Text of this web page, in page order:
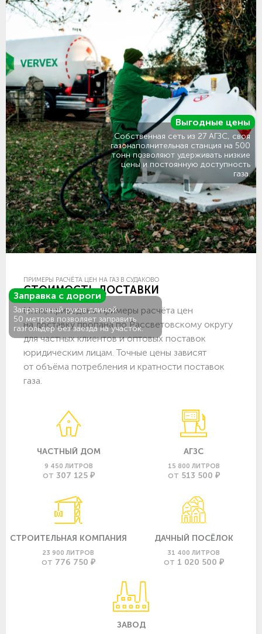
Заправка с дороги
Заправочный рукав длиной
50 метров позволяет заправить
газгольдер без заезда на участок.
Выгодные цены
Собственная сеть из 27 АГЗС, своя
газонаполнительная станция на 500
тонн позволяют удерживать низкие
цены и постоянную доступность
газа.
ПРИМЕРЫ РАСЧЁТА ЦЕН НА ГАЗ В СУДАКОВО
СТОИМОСТЬ ДОСТАВКИ
Ниже приведены примеры расчёта цен
на доставку пропана по Рассветовскому округу
для частных клиентов и оптовых поставок
юридическим лицам. Точные цены зависят
от объёма потребления и кратности поставок
газа.
ЧАСТНЫЙ ДОМ
9 450 ЛИТРОВ
ОТ 307 125 ₽
АГЗС
15 800 ЛИТРОВ
ОТ 513 500 ₽
СТРОИТЕЛЬНАЯ КОМПАНИЯ
23 900 ЛИТРОВ
ОТ 776 750 ₽
ДАЧНЫЙ ПОСЁЛОК
31 400 ЛИТРОВ
ОТ 1 020 500 ₽
ЗАВОД